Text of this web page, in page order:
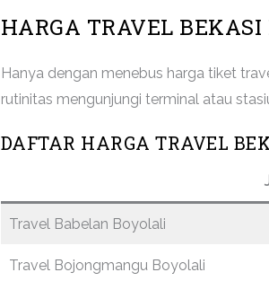
HARGA TRAVEL BEKASI
Hanya dengan menebus harga tiket
rutinitas mengunjungi terminal atau
DAFTAR HARGA TRAVEL
Travel Babelan Boyolali
Travel Bojongmangu Boyolali